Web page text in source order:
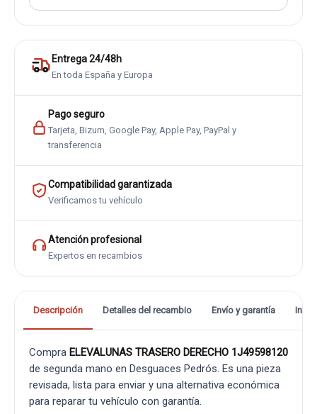
Entrega 24/48h
En toda España y Europa
Pago seguro
Tarjeta, Bizum, Google Pay, Apple Pay, PayPal y
transferencia
Compatibilidad garantizada
Verificamos tu vehículo
Atención profesional
Expertos en recambios
Descripción Detalles del recambio Envío y garantía
Compra ELEVALUNAS TRASERO DERECHO 1J49598120
de segunda mano en Desguaces Pedrós. Es una pieza
revisada, lista para enviar y una alternativa económica
para reparar tu vehículo con garantía.